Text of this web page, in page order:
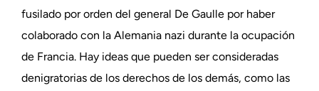
fusilado por orden del general De Gaulle por haber
colaborado con la Alemania nazi durante la ocupación
de Francia. Hay ideas que pueden ser consideradas
denigratorias de los derechos de los demás, como las